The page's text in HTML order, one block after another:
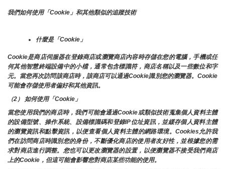
我們如何使用「Cookie」和其他類似的追蹤技術
什麼是「Cookie」
Cookie是商店伺服器在登錄商店或瀏覽商店內容時存儲在您的電腦，手機或任
何其他智慧終端設備中的小檔，通常包含標識符，商店名稱以及一些數位和字
元。當您再次訪問該商店時，該商店可以通過Cookie識別您的瀏覽器。Cookie
可能會存儲使用者偏好和其他資訊。
（2） 如何使用「Cookie」
當您使用我們的商店時，我們可能會通過Cookie或類似技術蒐集個人資料主體
的設備型號、操作系統、設備標識碼和登錄IP位址資訊，並緩存個人資料主體
的瀏覽資訊和點擊資訊，以便查看個人資料主體的網路環境。Cookies允許我
們在訪問商店時識別您的身份，不斷優化商店的使用者友好性，並根據您的需
求對商店進行調整。您也可以更改瀏覽器的設置，以便瀏覽器不接受我們商店
上的Cookie，但這可能會影響您對商店某些功能的使用。